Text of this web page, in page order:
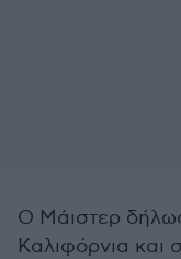
Ο Μάιστερ
Καλιφόρνια και